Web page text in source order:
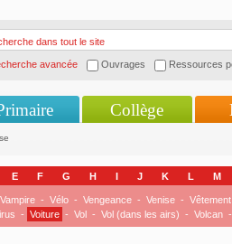
avancée Ouvrages Ressources
Collège
E F G H I J K L M
Vampire - Vélo - Vengeance - Venise - Vêtement
- Voiture - Vol - Vol (dans les airs) - Volcan -